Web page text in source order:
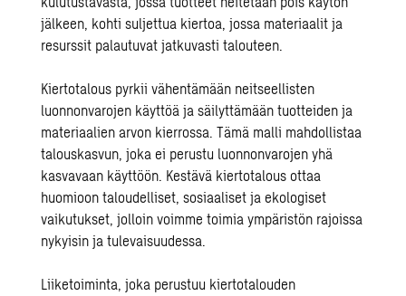
jälkeen, kohti suljettua kiertoa, jossa materiaalit ja
resurssit palautuvat jatkuvasti talouteen.
Kiertotalous pyrkii vähentämään neitseellisten
luonnonvarojen käyttöä ja säilyttämään tuotteiden ja
materiaalien arvon kierrossa. Tämä malli mahdollistaa
talouskasvun, joka ei perustu luonnonvarojen yhä
kasvavaan käyttöön. Kestävä kiertotalous ottaa
huomioon taloudelliset, sosiaaliset ja ekologiset
vaikutukset, jolloin voimme toimia ympäristön rajoissa
nykyisin ja tulevaisuudessa.
Liiketoiminta, joka perustuu kiertotalouden